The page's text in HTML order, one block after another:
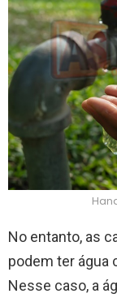
No entanto, as
podem ter água
Nesse caso, a